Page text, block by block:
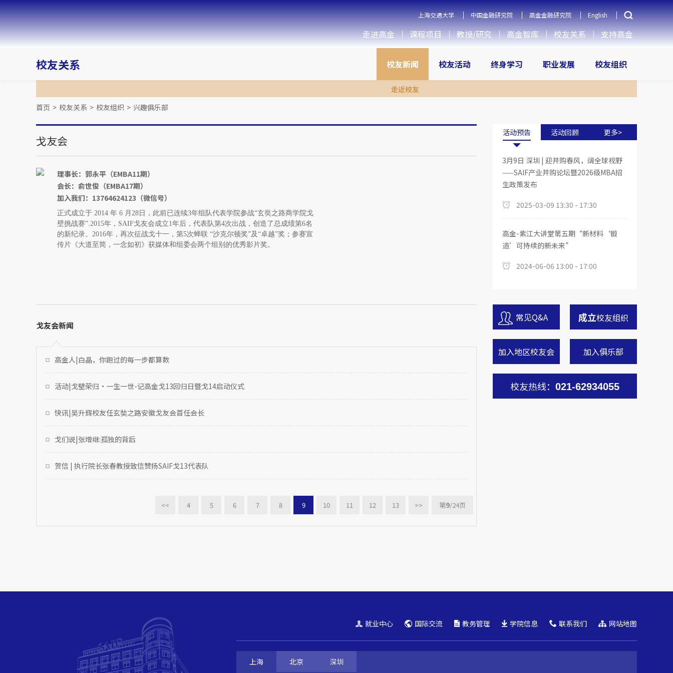
上海交通大学 中国金融研究院 高金金融研究院 English
走进高金 课程项目 教授/研究 高金智库 校友关系 支持高金
校友关系 校友新闻
走近校友
校友活动 终身学习 职业发展 校友组织
首页 > 校友关系 > 校友组织 > 兴趣俱乐部
戈友会
理事长：郭永平（EMBA11期）
会长：俞世俊（EMBA17期）
加入我们：13764624123（微信号）
正式成立于 2014 年 6 月28日，此前已连续3年组队代表学院参战“玄奘之路商学院戈
壁挑战赛”.2015年，SAIF戈友会成立1年后，代表队第4次出战，创造了总成绩第6名
的新纪录。2016年，再次征战戈十一，第5次蝉联 “沙克尔顿奖”及“卓越”奖；参赛宣
传片《大道至简，一念如初》获媒体和组委会两个组别的优秀影片奖。
戈友会新闻
高金人|白晶，你跑过的每一步都算数
活动|戈壁荣归·一生一世-记高金戈13回归日暨戈14启动仪式
快讯|吴升辉校友任玄奘之路安徽戈友会首任会长
戈们说|张增继:孤独的背后
贺信 | 执行院长张春教授致信赞扬SAIF戈13代表队
<< 4 5 6 7 8 9 10 11 12 13 >> 第9/24页
活动预告 活动回顾 更多>
3月9日 深圳 | 迎并购春风，阔全球视野
——SAIF产业并购论坛暨2026级MBA招
生政策发布
2025-03-09 13:30 - 17:30
高金-紫江大讲堂第五期“新材料‘锻
造’可持续的新未来”
2024-06-06 13:00 - 17:00
常见Q&A 成立校友组织
加入地区校友会 加入俱乐部
校友热线： 021-62934055
就业中心 国际交流 教务管理 学院信息 联系我们 网站地图
上海 北京 深圳